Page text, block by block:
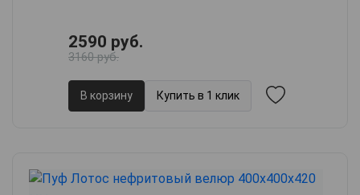
2590 руб.
3160 руб.
В корзину Купить в 1 клик